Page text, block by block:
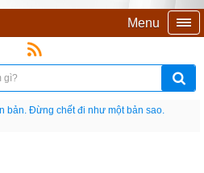
Menu
bản. Đừng chết đi như một bản sao.